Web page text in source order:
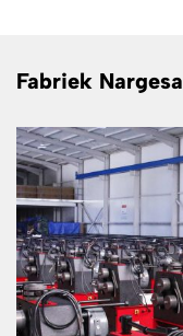
Fabriek Nargesa